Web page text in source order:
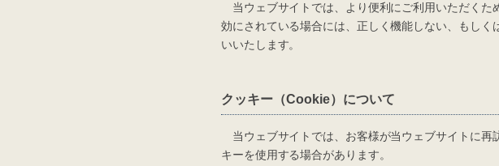
当ウェブサイトでは、より便利にご利用いただくた
効にされている場合には、正しく機能しない、もし
いいたします。
クッキー（Cookie）について
当ウェブサイトでは、お客様が当ウェブサイトに再
キーを使用する場合があります。